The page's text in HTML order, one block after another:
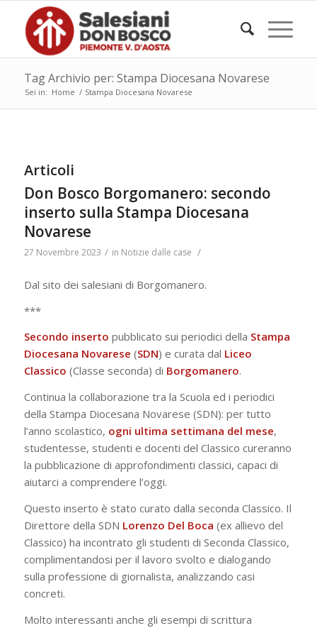
Tag Archivio per: Stampa Diocesana Novarese
Sei in: Home / Stampa Diocesana Novarese
Articoli
Don Bosco Borgomanero: secondo
inserto sulla Stampa Diocesana
Novarese
27 Novembre 2023 / in Notizie dalle case /
Dal sito dei salesiani di Borgomanero.
***
Secondo inserto pubblicato sui periodici della Stampa
Diocesana Novarese (SDN) e curata dal Liceo
Classico (Classe seconda) di Borgomanero.
Continua la collaborazione tra la Scuola ed i periodici
della Stampa Diocesana Novarese (SDN): per tutto
l’anno scolastico, ogni ultima settimana del mese,
studentesse, studenti e docenti del Classico cureranno
la pubblicazione di approfondimenti classici, capaci di
aiutarci a comprendere l’oggi.
Questo inserto è stato curato dalla seconda Classico. Il
Direttore della SDN Lorenzo Del Boca (ex allievo del
Classico) ha incontrato gli studenti di Seconda Classico,
complimentandosi per il lavoro svolto e dialogando
sulla professione di giornalista, analizzando casi
concreti.
Molto interessanti anche gli esempi di scrittura